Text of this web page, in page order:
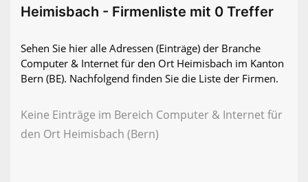
Heimisbach - Firmenliste mit 0 Treffer
Sehen Sie hier alle Adressen (Einträge) der Branche
Computer & Internet für den Ort Heimisbach im Kanton
Bern (BE). Nachfolgend finden Sie die Liste der Firmen.
Keine Einträge im Bereich Computer & Internet für
den Ort Heimisbach (Bern)